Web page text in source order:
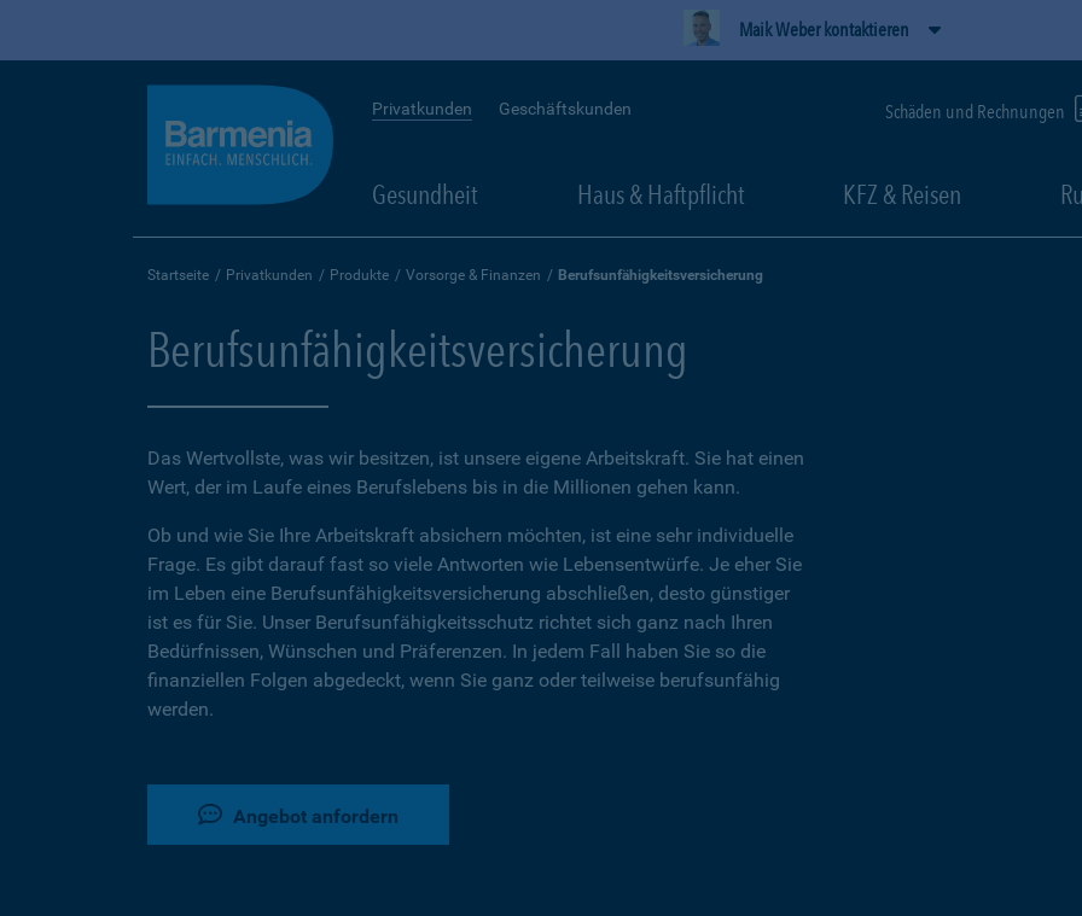
Maik Weber kontaktieren
Privatkunden Geschäftskunden Schäden und Rechnungen
Gesundheit Haus & Haftpflicht KFZ & Reisen
Startseite Privatkunden Produkte Vorsorge & Finanzen Berufsunfähigkeitsversicherung
Berufsunfähigkeitsversicherung
Das Wertvollste, was wir besitzen, ist unsere eigene Arbeitskraft. Sie hat einen
Wert, der im Laufe eines Berufslebens bis in die Millionen gehen kann.
Ob und wie Sie Ihre Arbeitskraft absichern möchten, ist eine sehr individuelle
Frage. Es gibt darauf fast so viele Antworten wie Lebensentwürfe. Je eher Sie
im Leben eine Berufsunfähigkeitsversicherung abschließen, desto günstiger
ist es für Sie. Unser Berufsunfähigkeitsschutz richtet sich ganz nach Ihren
Bedürfnissen, Wünschen und Präferenzen. In jedem Fall haben Sie so die
finanziellen Folgen abgedeckt, wenn Sie ganz oder teilweise berufsunfähig
werden.
Angebot anfordern